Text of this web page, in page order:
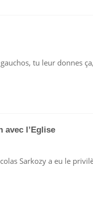
tu leur donnes
avec l’Eglise
Sarkozy a eu le